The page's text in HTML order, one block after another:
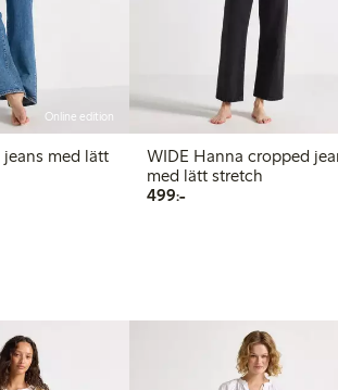
Online edition
WIDE Hanna cropped jeans
med lätt stretch
499:-499,00 kr